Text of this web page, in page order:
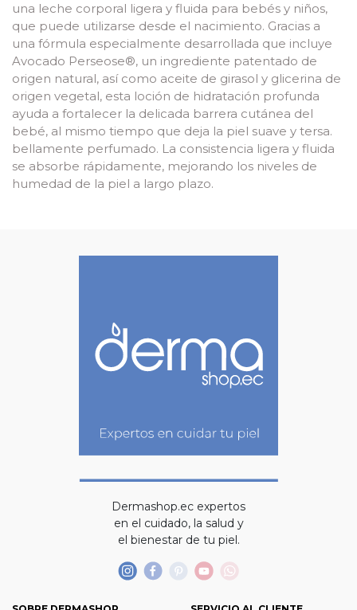
una leche corporal ligera y fluida para bebés y niños,
que puede utilizarse desde el nacimiento. Gracias a
una fórmula especialmente desarrollada que incluye
Avocado Perseose®, un ingrediente patentado de
origen natural, así como aceite de girasol y glicerina de
origen vegetal, esta loción de hidratación profunda
ayuda a fortalecer la delicada barrera cutánea del
bebé, al mismo tiempo que deja la piel suave y tersa.
bellamente perfumado. La consistencia ligera y fluida
se absorbe rápidamente, mejorando los niveles de
humedad de la piel a largo plazo.
Dermashop.ec expertos
en el cuidado, la salud y
el bienestar de tu piel.